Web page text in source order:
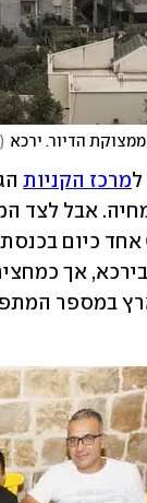
הדיור. ירכא (
למרכז הקניות